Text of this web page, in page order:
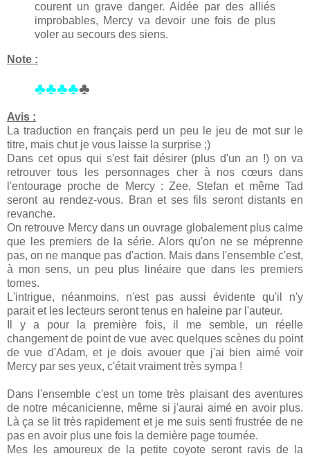
courent un grave danger. Aidée par des alliés
improbables, Mercy va devoir une fois de plus
voler au secours des siens.
Note :
♣♣♣♣♣
Avis :
La traduction en français perd un peu le jeu de mot sur le
titre, mais chut je vous laisse la surprise ;)
Dans cet opus qui s'est fait désirer (plus d'un an !) on va
retrouver tous les personnages cher à nos cœurs dans
l'entourage proche de Mercy : Zee, Stefan et même Tad
seront au rendez-vous. Bran et ses fils seront distants en
revanche.
On retrouve Mercy dans un ouvrage globalement plus calme
que les premiers de la série. Alors qu'on ne se méprenne
pas, on ne manque pas d'action. Mais dans l'ensemble c'est,
à mon sens, un peu plus linéaire que dans les premiers
tomes.
L'intrigue, néanmoins, n'est pas aussi évidente qu'il n'y
parait et les lecteurs seront tenus en haleine par l'auteur.
Il y a pour la première fois, il me semble, un réelle
changement de point de vue avec quelques scènes du point
de vue d'Adam, et je dois avouer que j'ai bien aimé voir
Mercy par ses yeux, c'était vraiment très sympa !
Dans l'ensemble c'est un tome très plaisant des aventures
de notre mécanicienne, même si j'aurai aimé en avoir plus.
Là ça se lit très rapidement et je me suis senti frustrée de ne
pas en avoir plus une fois la dernière page tournée.
Mes les amoureux de la petite coyote seront ravis de la